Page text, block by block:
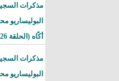
مذكرات
البوليساريو
أكًاه (الحلقة 26)
مذكرات
البوليساريو